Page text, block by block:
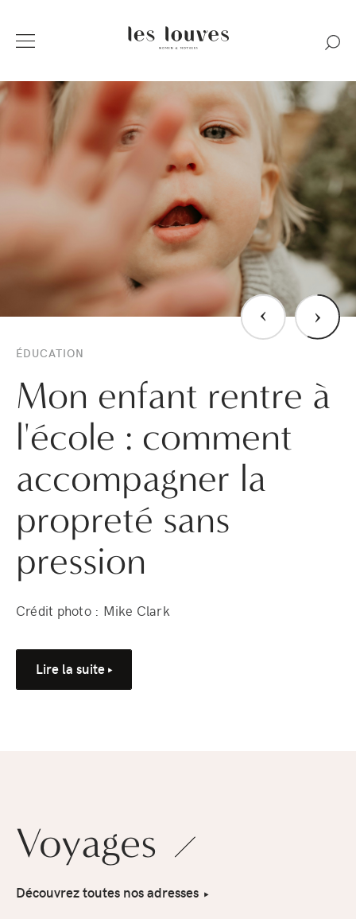
ÉDUCATION
Mon enfant rentre à
l'école : comment
accompagner la
propreté sans
pression
Crédit photo : Mike Clark
Lire la suite
› ›
Voyages
Découvrez toutes nos adresses